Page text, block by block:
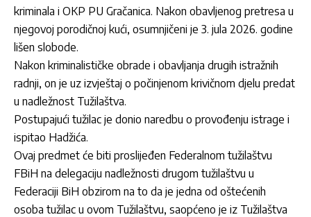
kriminala i OKP PU Gračanica. Nakon obavljenog pretresa u
njegovoj porodičnoj kući, osumnjičeni je 3. jula 2026. godine
lišen slobode.
Nakon kriminalističke obrade i obavljanja drugih istražnih
radnji, on je uz izvještaj o počinjenom krivičnom djelu predat
u nadležnost Tužilaštva.
Postupajući tužilac je donio naredbu o provođenju istrage i
ispitao Hadžića.
Ovaj predmet će biti proslijeđen Federalnom tužilaštvu
FBiH na delegaciju nadležnosti drugom tužilaštvu u
Federaciji BiH obzirom na to da je jedna od oštećenih
osoba tužilac u ovom Tužilaštvu, saopćeno je iz Tužilaštva